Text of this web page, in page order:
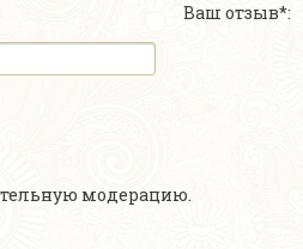
Ваш отзыв*:
модерацию.